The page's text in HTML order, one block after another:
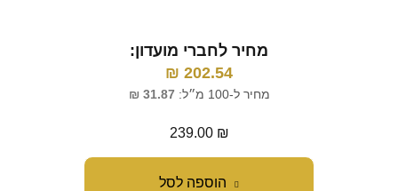
הוספה לסל
מחיר לחברי מועדון:
202.54
₪
מחיר ל-100 מ״ל: 31.87
₪
239.00 ₪